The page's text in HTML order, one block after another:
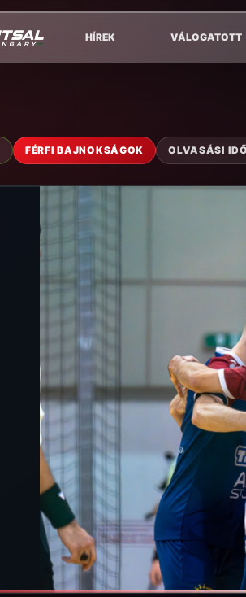
HÍREK VÁLOGATOTT
FÉRFI BAJNOKSÁGOK OLVASÁSI